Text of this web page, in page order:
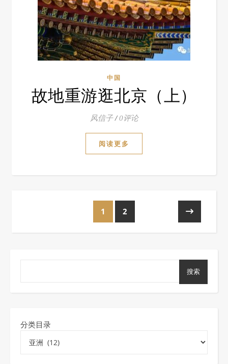
中国
故地重游逛北京（上）
风信子 / 0评论
阅读更多
1 2
搜索
分类目录